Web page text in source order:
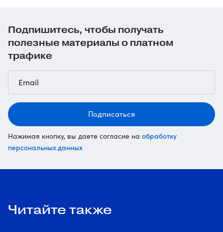
Подпишитесь, чтобы получать
полезные материалы о платном
трафике
Подписаться
Нажимая кнопку, вы даете согласие на обработку
персональных данных
Читайте также